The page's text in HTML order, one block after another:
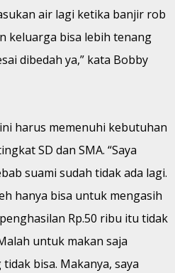
air lagi ketika banjir rob
keluarga bisa lebih tenang
dibedah ya,” kata Bobby
harus memenuhi kebutuhan
SD dan SMA. “Saya
suami sudah tidak ada lagi.
hanya bisa untuk mengasih
Rp.50 ribu itu tidak
untuk makan saja
bisa. Makanya, saya